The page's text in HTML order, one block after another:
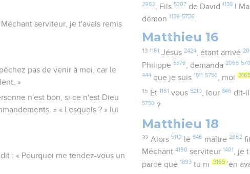
serviteur, je t'avais remis
pas de venir à moi, car le
»
n'est bon, si ce n'est Dieu
» « Lesquels ? » lui
: « Pourquoi me tendez-vous un
2962 , Fils 5207 de David 1138 !
démon 1139 5736.
Matthieu 16
13 1161 Jésus 2424, étant arrivé
Philippe 5376 , demanda2065
444 que je suis 1511 5750, moi 3165
15 Et 1161 vous 5210, leur 846 dit-il
5750 ?
Matthieu 18
32 Alors 5119 le 846 maître 2962
Méchant4190 serviteur1401, je
parce que 1893 tu m 3165 ’en